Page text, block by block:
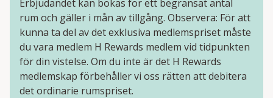
Erbjudandet kan bokas för ett begränsat antal
rum och gäller i mån av tillgång. Observera: För att
kunna ta del av det exklusiva medlemspriset måste
du vara medlem H Rewards medlem vid tidpunkten
för din vistelse. Om du inte är det H Rewards
medlemskap förbehåller vi oss rätten att debitera
det ordinarie rumspriset.